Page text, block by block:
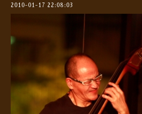
2010-01-17 22:08:03